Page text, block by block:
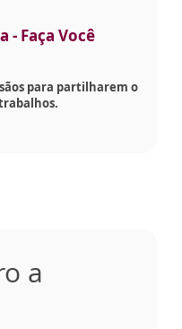
- Faça Você
para partilharem o
a